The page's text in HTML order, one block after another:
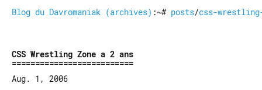
Blog du Davromaniak (archives) :~# posts/css-
CSS Wrestling Zone a 2 ans
Aug. 1, 2006